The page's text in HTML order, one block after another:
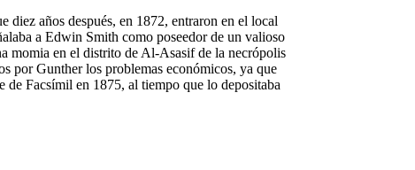
diez años después, en 1872, entraron en el local
a Edwin Smith como poseedor de un valioso
momia en el distrito de Al-Asasif de la necrópolis
por Gunther los problemas económicos, ya que
Facsímil en 1875, al tiempo que lo depositaba